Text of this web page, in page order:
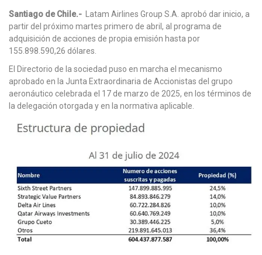
Santiago de Chile.- Latam Airlines Group S.A. aprobó dar inicio, a
partir del próximo martes primero de abril, al programa de
adquisición de acciones de propia emisión hasta por
155.898.590,26 dólares.
El Directorio de la sociedad puso en marcha el mecanismo
aprobado en la Junta Extraordinaria de Accionistas del grupo
aeronáutico celebrada el 17 de marzo de 2025, en los términos de
la delegación otorgada y en la normativa aplicable.